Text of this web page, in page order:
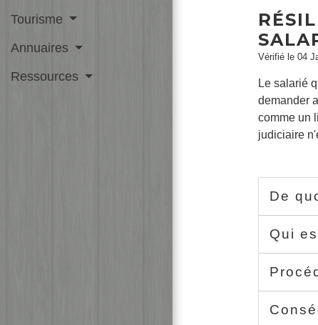
Tourisme
Annuaires
Ressources
Vérifié le 04
Le salarié
demander
comme un
judiciaire
De
Qui